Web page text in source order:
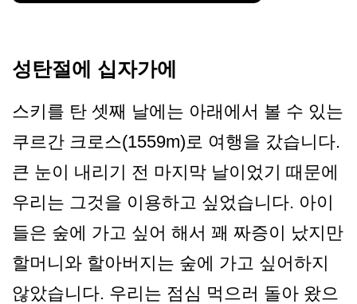
성탄절에 십자가에
스키를 탄 셋째 날에는 아래에서 볼 수 있는
쿠르간 크로스(1559m)로 여행을 갔습니다.
큰 눈이 내리기 전 마지막 날이었기 때문에
우리는 그것을 이용하고 싶었습니다. 아이
들은 숲에 가고 싶어 해서 꽤 짜증이 났지만
할머니와 할아버지는 숲에 가고 싶어하지
않았습니다. 우리는 점심 먹으러 돌아 왔으